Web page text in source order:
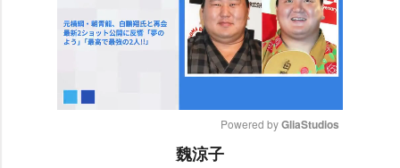
Powered by GliaStudios
魏涼子